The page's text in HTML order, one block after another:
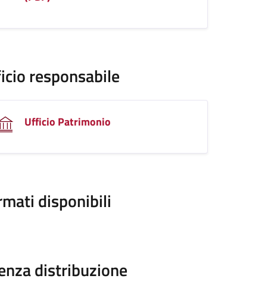
responsabile
Ufficio Patrimonio
disponibili
distribuzione